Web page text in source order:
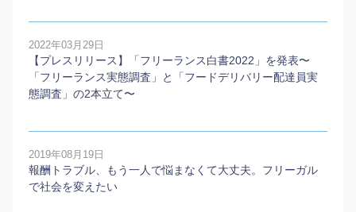
2022年03月29日
【プレスリリース】「フリーランス白書2022」を発表〜
「フリーランス実態調査」と「フードデリバリー配達員実
態調査」の2本⽴て〜
2019年08月19日
報酬トラブル、もう一人で悩まなくて大丈夫。フリーガル
で社会を変えたい